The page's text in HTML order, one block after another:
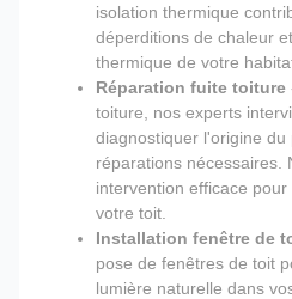
isolation thermique
déperditions de chaleur
thermique de votre
Réparation fuite toiture
toiture, nos experts
diagnostiquer l'origine
réparations nécessaires.
intervention efficace
votre toit.
Installation fenêtre de
pose de fenêtres de toit
lumière naturelle dans